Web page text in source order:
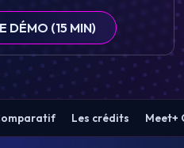
DÉMO (15 MIN)
Les crédits Meet+